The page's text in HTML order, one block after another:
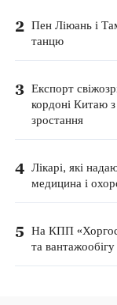
2 Пен Ліюань і
танцю
3 Експорт
кордоні Китаю
зростання
4 Лікарі, які
медицина і
5 На КПП
та